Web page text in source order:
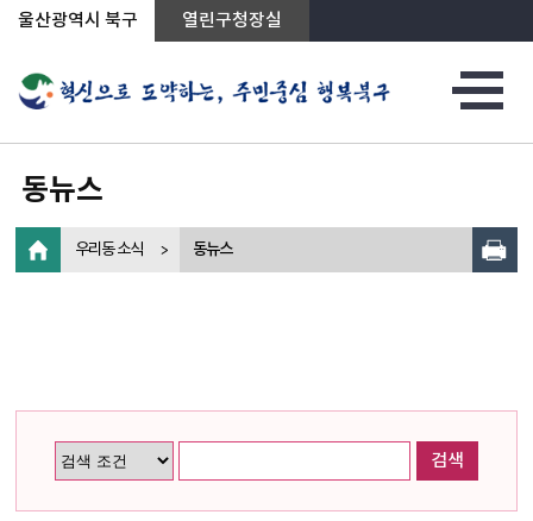
상단메뉴로 바로가기
전체메뉴로 바로가기
왼쪽메뉴로 바로가기
본문으로 바로가기
울산광역시 북구 열린구청장실
동뉴스
우리동 소식 동뉴스
검색